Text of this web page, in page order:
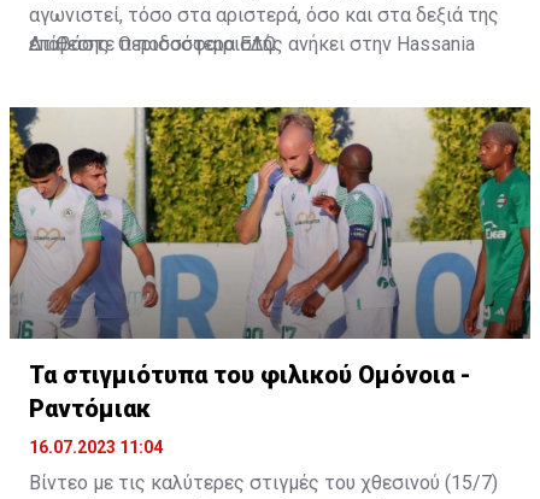
αγωνιστεί, τόσο στα αριστερά, όσο και στα δεξιά της
επίθεσης. Ο ποδοσφαιριστής ανήκει στην Hassania
2026.
Διαβάστε περισσότεραΕΔΩ.
Τα στιγμιότυπα του φιλικού Ομόνοια -
Ραντόμιακ
16.07.2023 11:04
Βίντεο με τις καλύτερες στιγμές του χθεσινού (15/7)